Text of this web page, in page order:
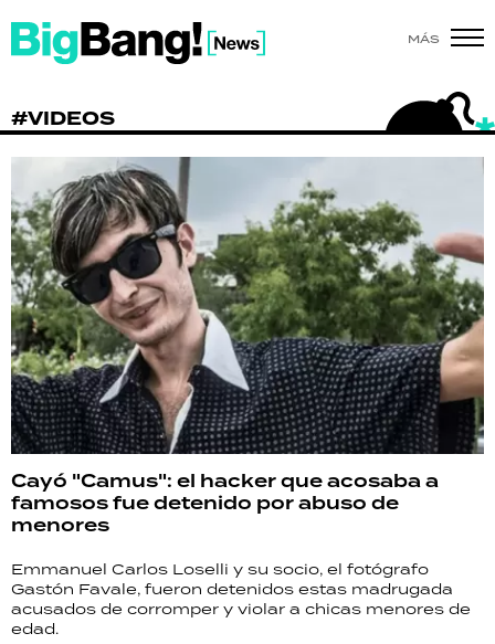
MÁS
#VIDEOS
Cayó "Camus": el hacker que acosaba a
famosos fue detenido por abuso de
menores
Emmanuel Carlos Loselli y su socio, el fotógrafo
Gastón Favale, fueron detenidos estas madrugada
acusados de corromper y violar a chicas menores de
edad.
SHOW
POLÍTICA
ACTUALIDAD
POLICIALES
ECONOMÍA
GRAN HERMANO
SALUD
DEPORTES
TECNOLOGÍA
RECETAS